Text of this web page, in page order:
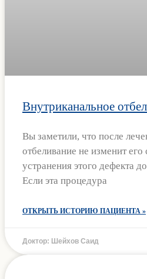
Внутриканальное
Вы заметили, что после
отбеливание не изменит
устранения этого дефекта
Если эта процедура
ОТКРЫТЬ ИСТОРИЮ ПАЦИЕНТА »
Доктор: Шейхов Саид